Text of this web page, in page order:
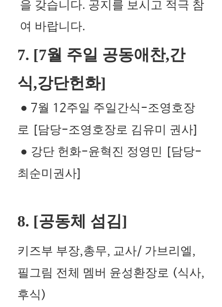
을 갖습니다. 공지를 보시고 적극 참
여 바랍니다.
7. [7월 주일 공동애찬,간
식,강단헌화]
● 7월 12주일 주일간식-조영호장
로
담당-조영호장로 김유미 권사
● 강단 헌화-윤혁진 정영민 담당-
최순미권사
8. [공동체 섬김]
키즈부 부장,총무, 교사/ 가브리엘,
필그림 전체 멤버 윤성환장로 (식사,
후식)